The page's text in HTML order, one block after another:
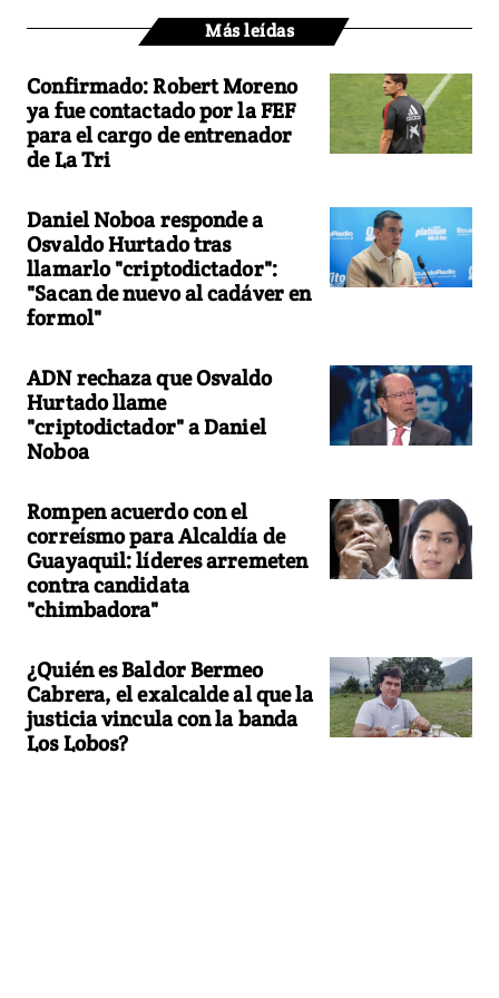
Más leídas
Confirmado: Robert Moreno
ya fue contactado por la FEF
para el cargo de entrenador
de La Tri
Daniel Noboa responde a
Osvaldo Hurtado tras
llamarlo "criptodictador":
"Sacan de nuevo al cadáver en
formol"
ADN rechaza que Osvaldo
Hurtado llame
"criptodictador" a Daniel
Noboa
Rompen acuerdo con el
correísmo para Alcaldía de
Guayaquil: líderes arremeten
contra candidata
"chimbadora"
¿Quién es Baldor Bermeo
Cabrera, el exalcalde al que la
justicia vincula con la banda
Los Lobos?